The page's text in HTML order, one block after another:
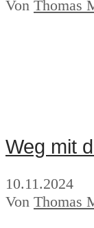
Von Thomas
Weg mit
10.11.2024
Von Thomas